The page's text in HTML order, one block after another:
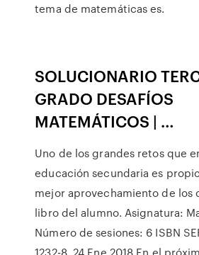
tema de matemáticas es.
SOLUCIONARIO
GRADO DESAFÍOS
MATEMÁTICOS | …
Uno de los grandes retos que
educación secundaria es
mejor aprovechamiento de los
libro del alumno. Asignatura:
Número de sesiones: 6 ISBN
1232-8. 24 Ene 2018 En el